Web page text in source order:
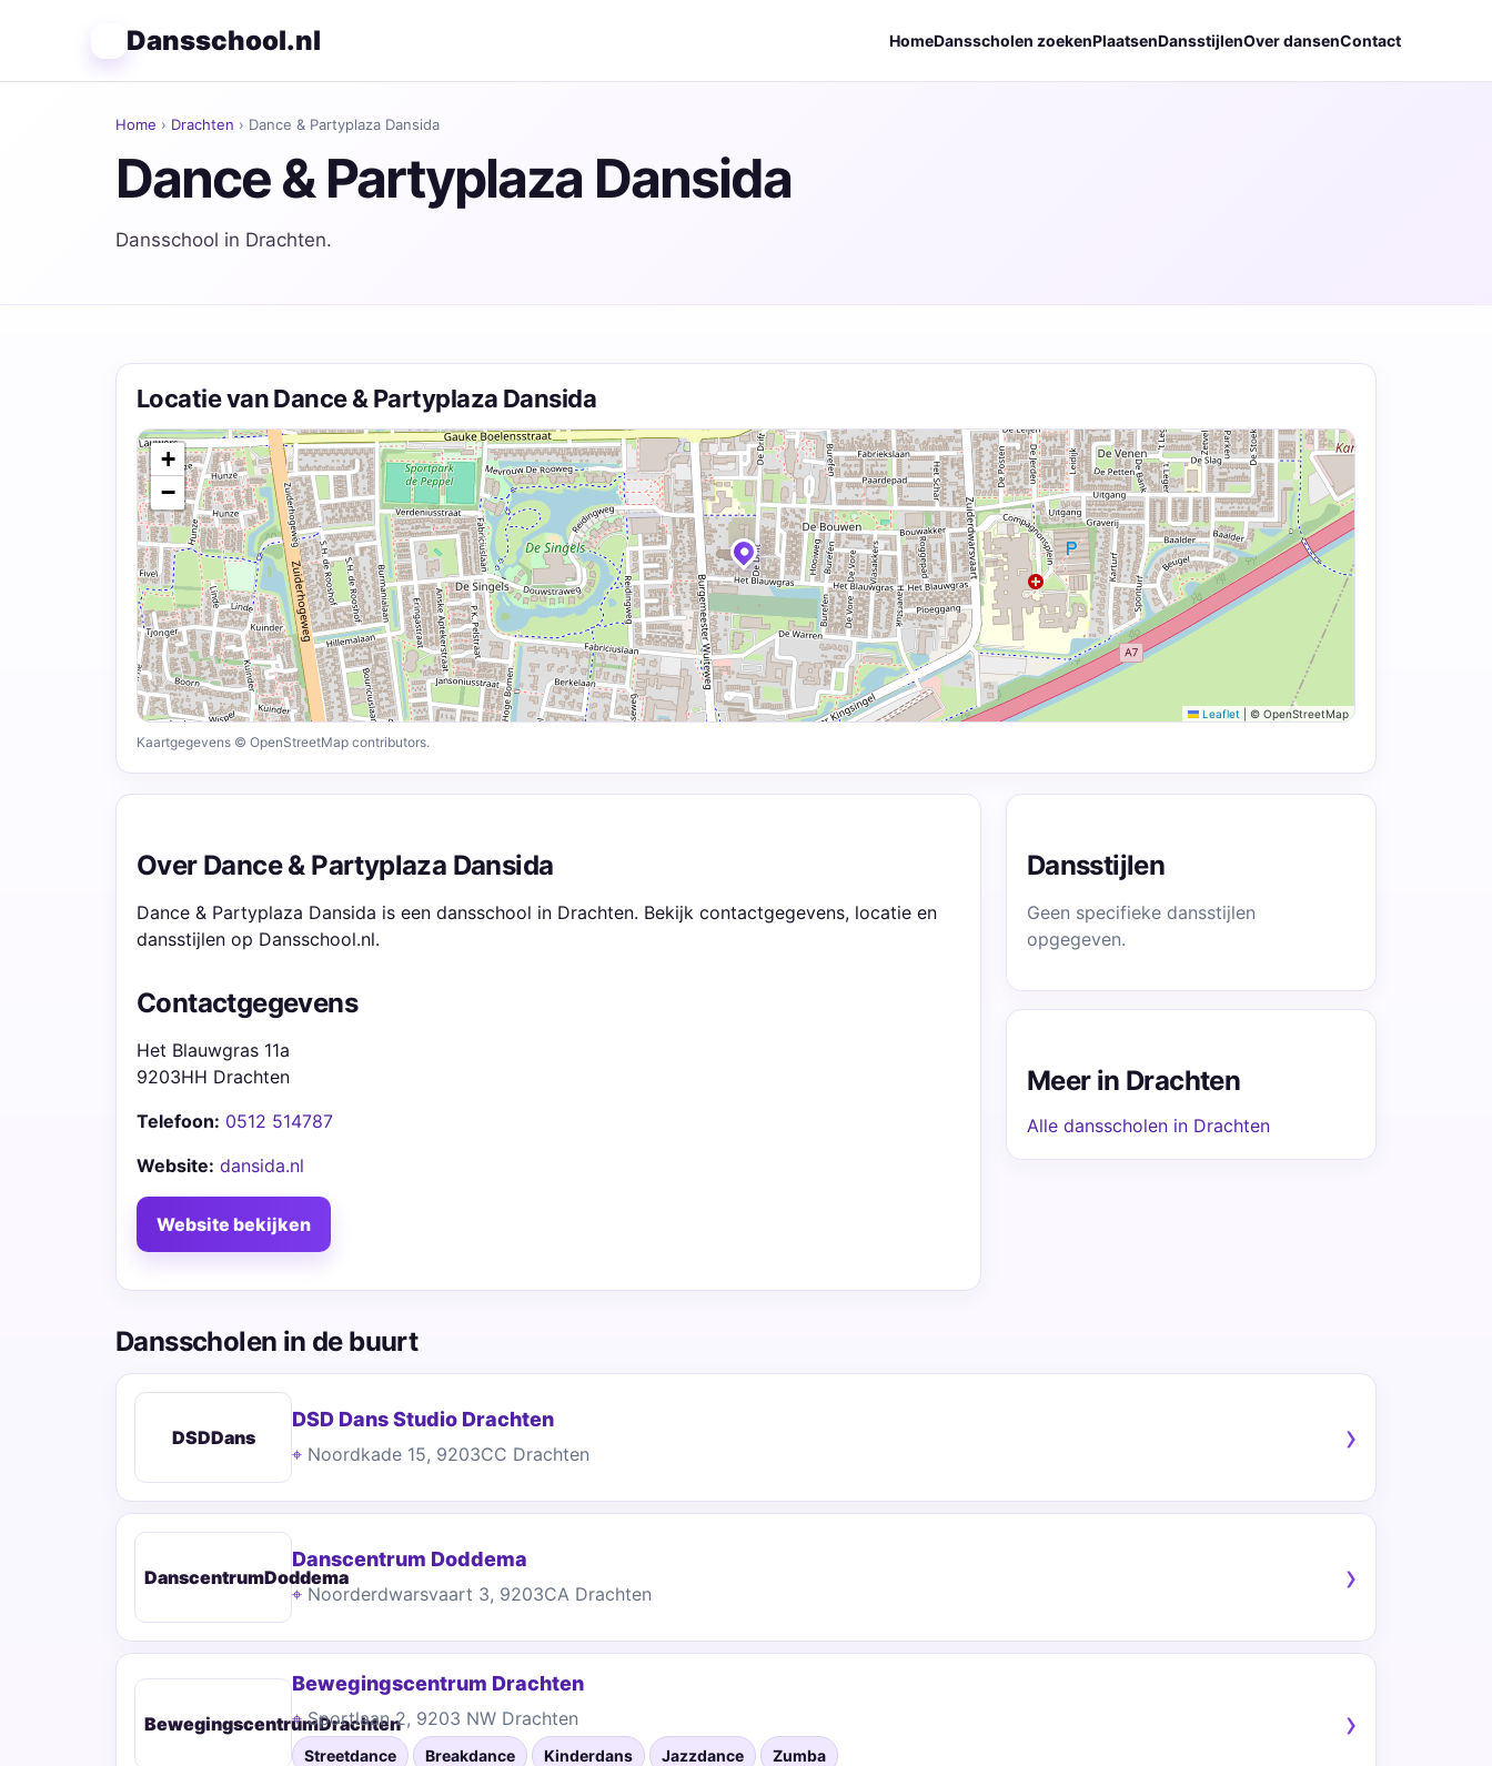
Dansschool.nl HomeDansscholen zoekenPlaatsenDansstijlenOver dansenContact
Home › Drachten › Dance & Partyplaza Dansida
Dance & Partyplaza Dansida
Dansschool in Drachten.
Locatie van Dance & Partyplaza Dansida
+
−
Leaflet © OpenStreetMap
Kaartgegevens © OpenStreetMap contributors.
Over Dance & Partyplaza Dansida
Dance & Partyplaza Dansida is een dansschool in Drachten. Bekijk contactgegevens, locatie en
dansstijlen op Dansschool.nl.
Contactgegevens
Het Blauwgras 11a
9203HH Drachten
Telefoon: 0512 514787
Website: dansida.nl
Website bekijken
Dansstijlen
Geen specifieke dansstijlen
opgegeven.
Meer in Drachten
Alle dansscholen in Drachten
Dansscholen in de buurt
DSDDans
DSD Dans Studio Drachten
Noordkade 15, 9203CC Drachten
DanscentrumDoddema
Danscentrum Doddema
Noorderdwarsvaart 3, 9203CA Drachten
BewegingscentrumDrachten
Bewegingscentrum Drachten
Sportlaan 2, 9203 NW Drachten
Streetdance Breakdance Kinderdans Jazzdance Zumba